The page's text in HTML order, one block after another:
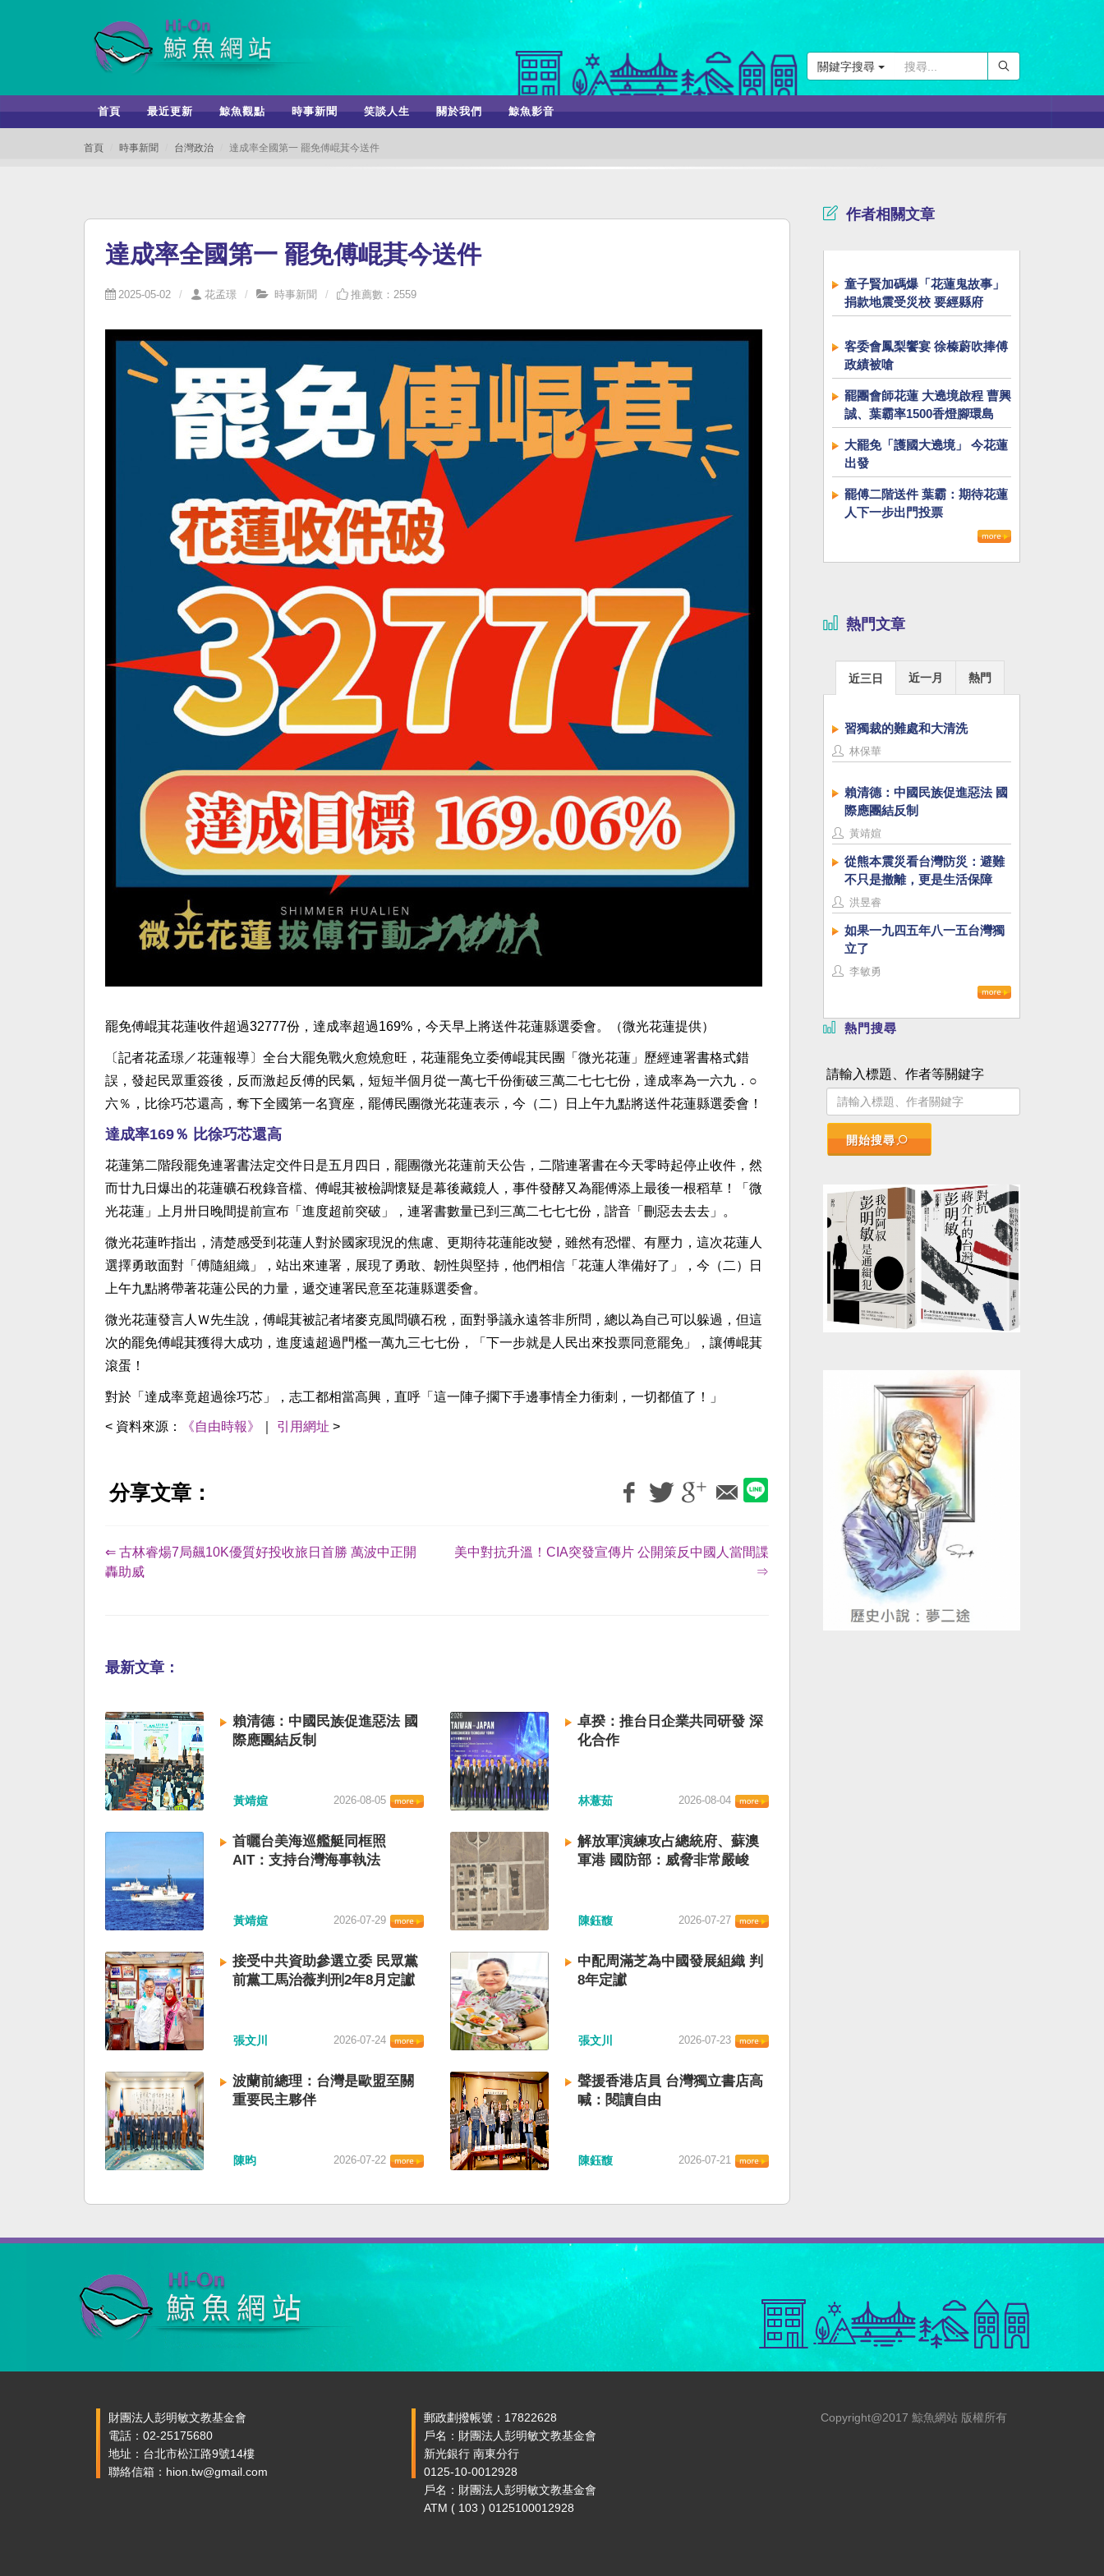
關鍵字搜尋
首頁 最近更新 鯨魚觀點 時事新聞 笑談人生 關於我們 鯨魚影音
首頁 時事新聞 台灣政治 達成率全國第一 罷免傅崐萁今送件
達成率全國第一 罷免傅崐萁今送件
2025-05-02 花孟璟 時事新聞 推薦數：2559
罷免傅崐萁花蓮收件超過32777份，達成率超過169%，今天早上將送件花蓮縣選委會。（微光花蓮提供）
〔記者花孟璟／花蓮報導〕全台大罷免戰火愈燒愈旺，花蓮罷免立委傅崐萁民團「微光花蓮」歷經連署書格式錯
誤，發起民眾重簽後，反而激起反傅的民氣，短短半個月從一萬七千份衝破三萬二七七七份，達成率為一六九．○
六％，比徐巧芯還高，奪下全國第一名寶座，罷傅民團微光花蓮表示，今（二）日上午九點將送件花蓮縣選委會！
達成率169％ 比徐巧芯還高
花蓮第二階段罷免連署書法定交件日是五月四日，罷團微光花蓮前天公告，二階連署書在今天零時起停止收件，然
而廿九日爆出的花蓮礦石稅錄音檔、傅崐萁被檢調懷疑是幕後藏鏡人，事件發酵又為罷傅添上最後一根稻草！「微
光花蓮」上月卅日晚間提前宣布「進度超前突破」，連署書數量已到三萬二七七七份，諧音「刪惡去去去」。
微光花蓮昨指出，清楚感受到花蓮人對於國家現況的焦慮、更期待花蓮能改變，雖然有恐懼、有壓力，這次花蓮人
選擇勇敢面對「傅隨組織」，站出來連署，展現了勇敢、韌性與堅持，他們相信「花蓮人準備好了」，今（二）日
上午九點將帶著花蓮公民的力量，遞交連署民意至花蓮縣選委會。
微光花蓮發言人Ｗ先生說，傅崐萁被記者堵麥克風問礦石稅，面對爭議永遠答非所問，總以為自己可以躲過，但這
次的罷免傅崐萁獲得大成功，進度遠超過門檻一萬九三七七份，「下一步就是人民出來投票同意罷免」，讓傅崐萁
滾蛋！
對於「達成率竟超過徐巧芯」，志工都相當高興，直呼「這一陣子擱下手邊事情全力衝刺，一切都值了！」
< 資料來源： 《自由時報》 引用網址 >
分享文章：
⇐ 古林睿煬7局飆10K優質好投收旅日首勝 萬波中正開
轟助威
美中對抗升溫！CIA突發宣傳片 公開策反中國人當間諜
⇒
最新文章：
賴清德：中國民族促進惡法 國
際應團結反制
黃靖媗 2026-08-05
卓揆：推台日企業共同研發 深
化合作
林薏茹 2026-08-04
首曬台美海巡艦艇同框照
AIT：支持台灣海事執法
黃靖媗 2026-07-29
解放軍演練攻占總統府、蘇澳
軍港 國防部：威脅非常嚴峻
陳鈺馥 2026-07-27
接受中共資助參選立委 民眾黨
前黨工馬治薇判刑2年8月定讞
張文川 2026-07-24
中配周滿芝為中國發展組織 判
8年定讞
張文川 2026-07-23
波蘭前總理：台灣是歐盟至關
重要民主夥伴
陳昀 2026-07-22
聲援香港店員 台灣獨立書店高
喊：閱讀自由
陳鈺馥 2026-07-21
作者相關文章
童子賢加碼爆「花蓮鬼故事」
捐款地震受災校 要經縣府
客委會鳳梨饗宴 徐榛蔚吹捧傅
政績被嗆
罷團會師花蓮 大遶境啟程 曹興
誠、葉霸率1500香燈腳環島
大罷免「護國大遶境」 今花蓮
出發
罷傅二階送件 葉霸：期待花蓮
人下一步出門投票
熱門文章
近三日 近一月 熱門
習獨裁的難處和大清洗
林保華
賴清德：中國民族促進惡法 國
際應團結反制
黃靖媗
從熊本震災看台灣防災：避難
不只是撤離，更是生活保障
洪昱睿
如果一九四五年八一五台灣獨
立了
李敏勇
熱門搜尋
請輸入標題、作者等關鍵字
開始搜尋
財團法人彭明敏文教基金會
電話：02-25175680
地址：台北市松江路9號14樓
聯絡信箱：hion.tw@gmail.com
郵政劃撥帳號：17822628
戶名：財團法人彭明敏文教基金會
新光銀行 南東分行
0125-10-0012928
戶名：財團法人彭明敏文教基金會
ATM ( 103 ) 0125100012928
Copyright@2017 鯨魚網站 版權所有